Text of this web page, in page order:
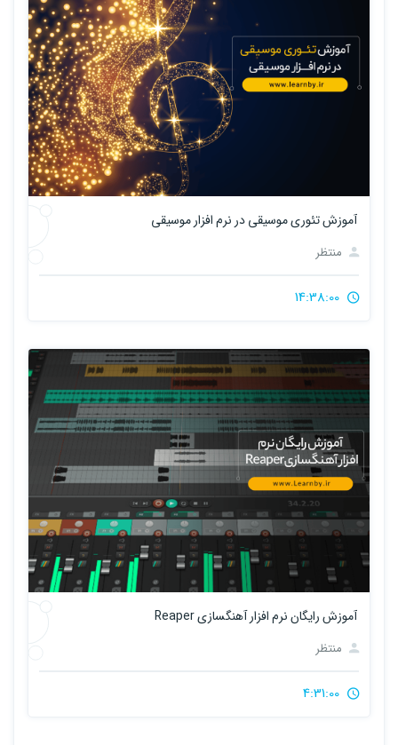
آموزش تئوری موسیقی در نرم افزار موسیقی
منتظر
آموزش رایگان نرم افزار آهنگسازی Reaper
منتظر